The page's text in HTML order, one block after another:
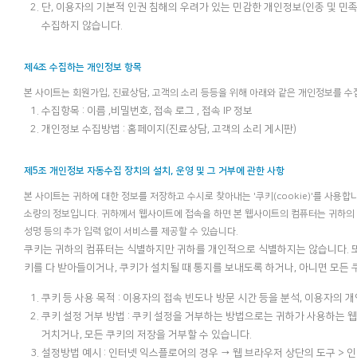
단, 이용자의 기본적 인권 침해의 우려가 있는 민감한 개인정보(인종 및
수집하지 않습니다.
제4조 수집하는 개인정보 항목
본 사이트는 회원가입, 진료상담, 고객의 소리 등등을 위해 아래와 같은 개인정보를 수
수집항목 : 이름 ,비밀번호, 접속 로그 , 접속 IP 정보
개인정보 수집방법 : 홈페이지(진료상담, 고객의 소리 게시판)
제5조 개인정보 자동수집 장치의 설치, 운영 및 그 거부에 관한 사항
본 사이트는 귀하에 대한 정보를 저장하고 수시로 찾아내는 '쿠키(cookie)'를 사용합
소량의 정보입니다. 귀하께서 웹사이트에 접속을 하면 본 웹사이트의 컴퓨터는 귀하
성명 등의 추가 입력 없이 서비스를 제공할 수 있습니다.
쿠키는 귀하의 컴퓨터는 식별하지만 귀하를 개인적으로 식별하지는 않습니다
키를 다 받아들이거나, 쿠키가 설치될 때 통지를 보내도록 하거나, 아니면 모든
쿠키 등 사용 목적 : 이용자의 접속 빈도나 방문 시간 등을 분석, 이용자의
쿠키 설정 거부 방법 : 쿠키 설정을 거부하는 방법으로는 귀하가 사용하는
거치거나, 모든 쿠키의 저장을 거부할 수 있습니다.
설정방법 예시 : 인터넷 익스플로어의 경우 → 웹 브라우저 상단의 도구 >